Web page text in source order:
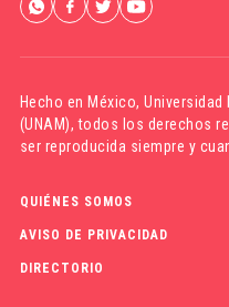
Hecho en México,Universidad
(UNAM), todos los derechos
ser reproducida siempre y
QUIÉNES SOMOS
AVISO DE PRIVACIDAD
DIRECTORIO